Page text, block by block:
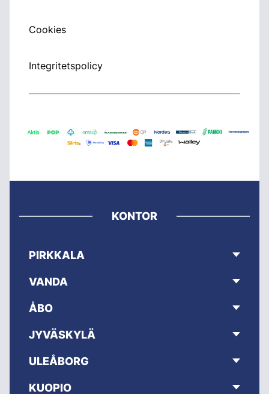
Cookies
Integritetspolicy
KONTOR
PIRKKALA
VANDA
ÅBO
JYVÄSKYLÄ
ULEÅBORG
KUOPIO